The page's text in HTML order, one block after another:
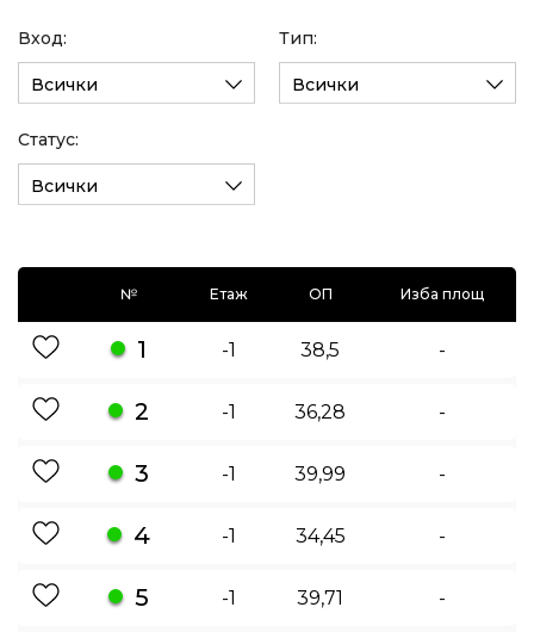
Вход:
Всички
Тип:
Всички
Статус:
Всички
№ Етаж ОП Изба площ
1 -1 38,5 -
2 -1 36,28 -
3 -1 39,99 -
4 -1 34,45 -
5 -1 39,71 -